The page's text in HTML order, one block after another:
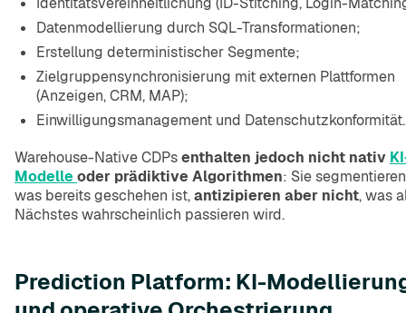
Datenmodellierung durch SQL-Transformationen;
Erstellung deterministischer Segmente;
Zielgruppensynchronisierung mit externen Plattformen
(Anzeigen, CRM, MAP);
Einwilligungsmanagement und Datenschutzkonformität.
Warehouse-Native CDPsenthalten jedoch nicht nativ
Modelleoder prädiktive Algorithmen: Sie
was bereits geschehen ist,antizipieren aber nicht, was
Nächstes wahrscheinlich passieren wird.
Prediction Platform: KI-